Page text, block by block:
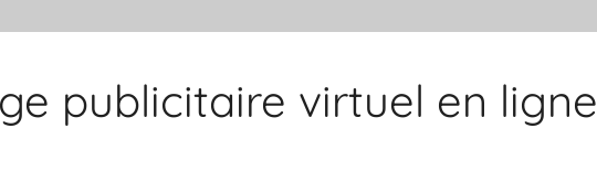
publicitaire virtuel en ligne